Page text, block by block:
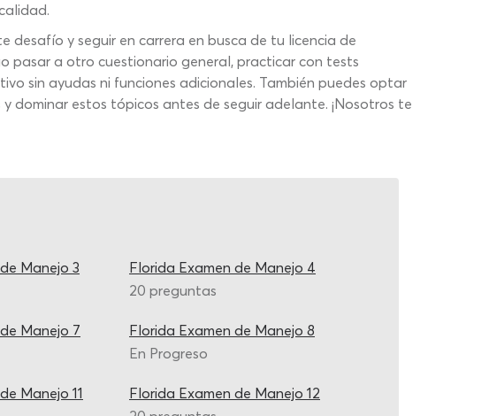
y seguir en carrera en busca de tu licencia de
pasar a otro cuestionario general, practicar con tests
sin ayudas ni funciones adicionales. También puedes optar
dominar estos tópicos antes de seguir adelante. ¡Nosotros te
Manejo 3
Florida Examen de Manejo 4
20 preguntas
Manejo 7
Florida Examen de Manejo 8
En Progreso
Manejo 11
Florida Examen de Manejo 12